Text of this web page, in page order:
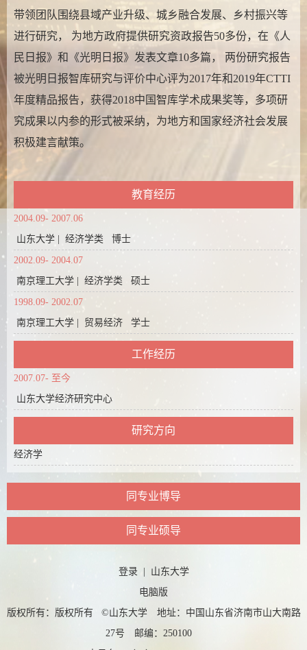
带领团队围绕县域产业升级、城乡融合发展、乡村振兴等
进行研究， 为地方政府提供研究资政报告50多份，在《人
民日报》和《光明日报》发表文章10多篇， 两份研究报告
被光明日报智库研究与评价中心评为2017年和2019年CTTI
年度精品报告，获得2018中国智库学术成果奖等，多项研
究成果以内参的形式被采纳，为地方和国家经济社会发展
积极建言献策。
教育经历
2004.09- 2007.06
山东大学 | 经济学类 博士
2002.09- 2004.07
南京理工大学 | 经济学类 硕士
1998.09- 2002.07
南京理工大学 | 贸易经济 学士
工作经历
2007.07- 至今
山东大学经济研究中心
研究方向
经济学
同专业博导
同专业硕导
登录| 山东大学
电脑版
版权所有：版权所有 ©山东大学 地址：中国山东省济南市山大南路
27号 邮编：250100